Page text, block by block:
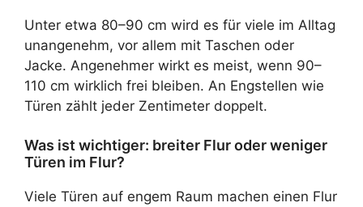
Unter etwa 80–90 cm wird es für viele im Alltag
unangenehm, vor allem mit Taschen oder
Jacke. Angenehmer wirkt es meist, wenn 90–
110 cm wirklich frei bleiben. An Engstellen wie
Türen zählt jeder Zentimeter doppelt.
Was ist wichtiger: breiter Flur oder weniger
Türen im Flur?
Viele Türen auf engem Raum machen einen Flur